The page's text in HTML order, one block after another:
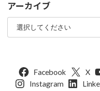
アーカイブ
Facebook X
Instagram